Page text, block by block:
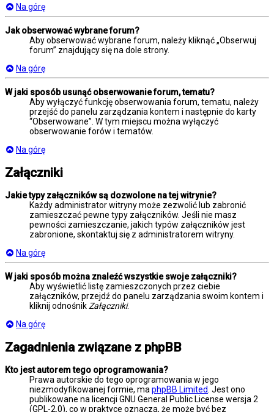
Na górę
Jak obserwować wybrane forum?
Aby obserwować wybrane forum, należy kliknąć „Obserwuj
forum” znajdujący się na dole strony.
Na górę
W jaki sposób usunąć obserwowanie forum, tematu?
Aby wyłączyć funkcję obserwowania forum, tematu, należy
przejść do panelu zarządzania kontem i następnie do karty
“Obserwowane”. W tym miejscu można wyłączyć
obserwowanie forów i tematów.
Na górę
Załączniki
Jakie typy załączników są dozwolone na tej witrynie?
Każdy administrator witryny może zezwolić lub zabronić
zamieszczać pewne typy załączników. Jeśli nie masz
pewności zamieszczanie, jakich typów załączników jest
zabronione, skontaktuj się z administratorem witryny.
Na górę
W jaki sposób można znaleźć wszystkie swoje załączniki?
Aby wyświetlić listę zamieszczonych przez ciebie
załączników, przejdź do panelu zarządzania swoim kontem i
kliknij odnośnikZałączniki.
Na górę
Zagadnienia związane z phpBB
Kto jest autorem tego oprogramowania?
Prawa autorskie do tego oprogramowania w jego
niezmodyfikowanej formie, ma phpBB Limited . Jest ono
publikowane na licencji GNU General Public License wersja 2
(GPL-2.0), co w praktyce oznacza, że może być bez